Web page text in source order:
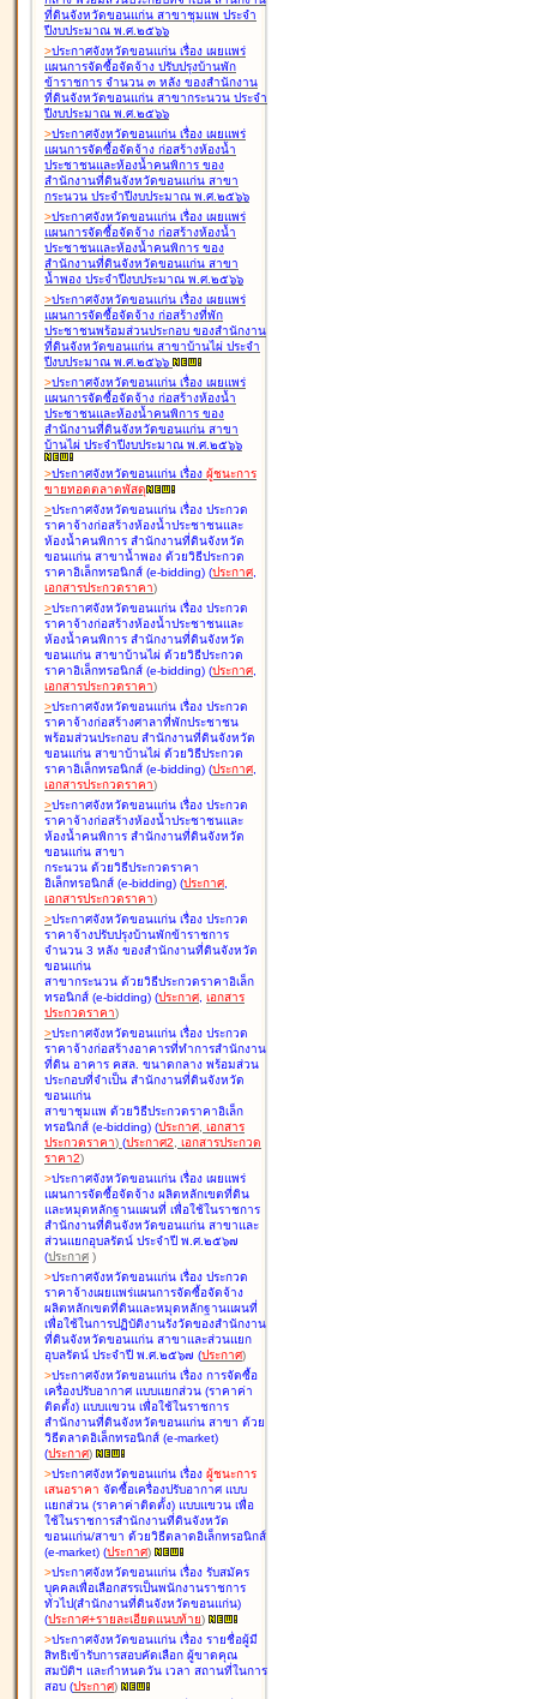
ที่ดินจังหวัดขอนแก่น สาขาชุมแพ ประจำ
ปีงบประมาณ พ.ศ.๒๕๖๖
>ประกาศจังหวัดขอนแก่น เรื่อง เผยแพร่
แผนการจัดซื้อจัดจ้าง ปรับปรุงบ้านพัก
ข้าราชการ จำนวน ๓ หลัง ของสำนักงาน
ที่ดินจังหวัดขอนแก่น สาขากระนวน ประจำ
ปีงบประมาณ พ.ศ.๒๕๖๖
>ประกาศจังหวัดขอนแก่น เรื่อง เผยแพร่
แผนการจัดซื้อจัดจ้าง ก่อสร้างห้องน้ำ
ประชาชนและห้องน้ำคนพิการ ของ
สำนักงานที่ดินจังหวัดขอนแก่น สาขา
กระนวน ประจำปีงบประมาณ พ.ศ.๒๕๖๖
>ประกาศจังหวัดขอนแก่น เรื่อง เผยแพร่
แผนการจัดซื้อจัดจ้าง ก่อสร้างห้องน้ำ
ประชาชนและห้องน้ำคนพิการ ของ
สำนักงานที่ดินจังหวัดขอนแก่น สาขา
น้ำพอง ประจำปีงบประมาณ พ.ศ.๒๕๖๖
>ประกาศจังหวัดขอนแก่น เรื่อง เผยแพร่
แผนการจัดซื้อจัดจ้าง ก่อสร้างที่พัก
ประชาชนพร้อมส่วนประกอบ ของสำนักงาน
ที่ดินจังหวัดขอนแก่น สาขาบ้านไผ่ ประจำ
ปีงบประมาณ พ.ศ.๒๕๖๖
>ประกาศจังหวัดขอนแก่น เรื่อง เผยแพร่
แผนการจัดซื้อจัดจ้าง ก่อสร้างห้องน้ำ
ประชาชนและห้องน้ำคนพิการ ของ
สำนักงานที่ดินจังหวัดขอนแก่น สาขา
บ้านไผ่ ประจำปีงบประมาณ พ.ศ.๒๕๖๖
>ประกาศจังหวัดขอนแก่น เรื่อง ผู้ชนะการ
ขายทอดตลาดพัสดุ
>ประกาศจังหวัดขอนแก่น เรื่อง ประกวด
ราคาจ้างก่อสร้างห้องน้ำประชาชนและ
ห้องน้ำคนพิการ สำนักงานที่ดินจังหวัด
ขอนแก่น สาขาน้ำพอง ด้วยวิธีประกวด
ราคาอิเล็กทรอนิกส์ (e-bidding) (ประกาศ,
เอกสารประกวดราคา)
>ประกาศจังหวัดขอนแก่น เรื่อง ประกวด
ราคาจ้างก่อสร้างห้องน้ำประชาชนและ
ห้องน้ำคนพิการ สำนักงานที่ดินจังหวัด
ขอนแก่น สาขาบ้านไผ่ ด้วยวิธีประกวด
ราคาอิเล็กทรอนิกส์ (e-bidding) (ประกาศ,
เอกสารประกวดราคา)
>ประกาศจังหวัดขอนแก่น เรื่อง ประกวด
ราคาจ้างก่อสร้างศาลาที่พักประชาชน
พร้อมส่วนประกอบ สำนักงานที่ดินจังหวัด
ขอนแก่น สาขาบ้านไผ่ ด้วยวิธีประกวด
ราคาอิเล็กทรอนิกส์ (e-bidding) (ประกาศ,
เอกสารประกวดราคา)
>ประกาศจังหวัดขอนแก่น เรื่อง ประกวด
ราคาจ้างก่อสร้างห้องน้ำประชาชนและ
ห้องน้ำคนพิการ สำนักงานที่ดินจังหวัด
ขอนแก่น สาขา
กระนวน ด้วยวิธีประกวดราคา
อิเล็กทรอนิกส์ (e-bidding) (ประกาศ,
เอกสารประกวดราคา)
>ประกาศจังหวัดขอนแก่น เรื่อง ประกวด
ราคาจ้างปรับปรุงบ้านพักข้าราชการ
จำนวน 3 หลัง ของสำนักงานที่ดินจังหวัด
ขอนแก่น
สาขากระนวน ด้วยวิธีประกวดราคาอิเล็ก
ทรอนิกส์ (e-bidding) (ประกาศ, เอกสาร
ประกวดราคา)
>ประกาศจังหวัดขอนแก่น เรื่อง ประกวด
ราคาจ้างก่อสร้างอาคารที่ทำการสำนักงาน
ที่ดิน อาคาร คสล. ขนาดกลาง พร้อมส่วน
ประกอบที่จำเป็น สำนักงานที่ดินจังหวัด
ขอนแก่น
สาขาชุมแพ ด้วยวิธีประกวดราคาอิเล็ก
ทรอนิกส์ (e-bidding) (ประกาศ, เอกสาร
ประกวดราคา) (ประกาศ2, เอกสารประกวด
ราคา2)
>ประกาศจังหวัดขอนแก่น เรื่อง เผยแพร่
แผนการจัดซื้อจัดจ้าง ผลิตหลักเขตที่ดิน
และหมุดหลักฐานแผนที่ เพื่อใช้ในราชการ
สำนักงานที่ดินจังหวัดขอนแก่น สาขาและ
ส่วนแยกอุบลรัตน์ ประจำปี พ.ศ.๒๕๖๗
(ประกาศ )
>ประกาศจังหวัดขอนแก่น เรื่อง ประกวด
ราคาจ้างเผยแพร่แผนการจัดซื้อจัดจ้าง
ผลิตหลักเขตที่ดินและหมุดหลักฐานแผนที่
เพื่อใช้ในการปฏิบัติงานรังวัดของสำนักงาน
ที่ดินจังหวัดขอนแก่น สาขาและส่วนแยก
อุบลรัตน์ ประจำปี พ.ศ.๒๕๖๗ (ประกาศ)
>ประกาศจังหวัดขอนแก่น เรื่อง การจัดซื้อ
เครื่องปรับอากาศ แบบแยกส่วน (ราคาค่า
ติดตั้ง) แบบแขวน เพื่อใช้ในราชการ
สำนักงานที่ดินจังหวัดขอนแก่น สาขา ด้วย
วิธีตลาดอิเล็กทรอนิกส์ (e-market)
(ประกาศ)
>ประกาศจังหวัดขอนแก่น เรื่อง ผู้ชนะการ
เสนอราคา จัดซื้อเครื่องปรับอากาศ แบบ
แยกส่วน (ราคาค่าติดตั้ง) แบบแขวน เพื่อ
ใช้ในราชการสำนักงานที่ดินจังหวัด
ขอนแก่น/สาขา ด้วยวิธีตลาดอิเล็กทรอนิกส์
(e-market) (ประกาศ)
>ประกาศจังหวัดขอนแก่น เรื่อง รับสมัคร
บุคคลเพื่อเลือกสรรเป็นพนักงานราชการ
ทั่วไป(สำนักงานที่ดินจังหวัดขอนแก่น)
(ประกาศ+รายละเอียดแนบท้าย)
>ประกาศจังหวัดขอนแก่น เรื่อง รายชื่อผู้มี
สิทธิเข้ารับการสอบคัดเลือก ผู้ขาดคุณ
สมบัติฯ และกำหนดวัน เวลา สถานที่ในการ
สอบ (ประกาศ)